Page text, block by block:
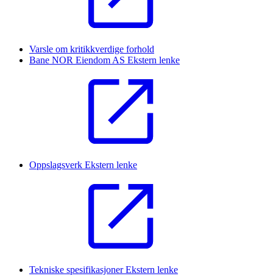
Varsle om kritikkverdige forhold
Bane NOR Eiendom AS Ekstern lenke
Oppslagsverk Ekstern lenke
Tekniske spesifikasjonerEkstern lenke